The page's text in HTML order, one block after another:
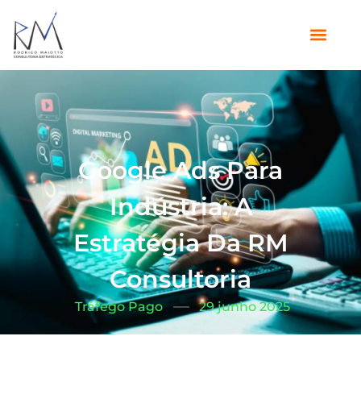
Google Ads Para
Indústria: A
Estratégia Da RM
Consultoria
Tráfego Pago 29 junho 2025